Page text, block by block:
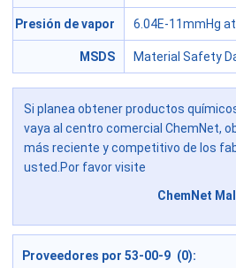
Presión de vapor 6.04E-11mmHg at
MSDS Material Safety
Si planea obtener productos
vaya al centro comercial ChemNet,
más reciente y competitivo de los
usted.Por favor visite
ChemNet Mall
Proveedores por 53-00-9 (0):